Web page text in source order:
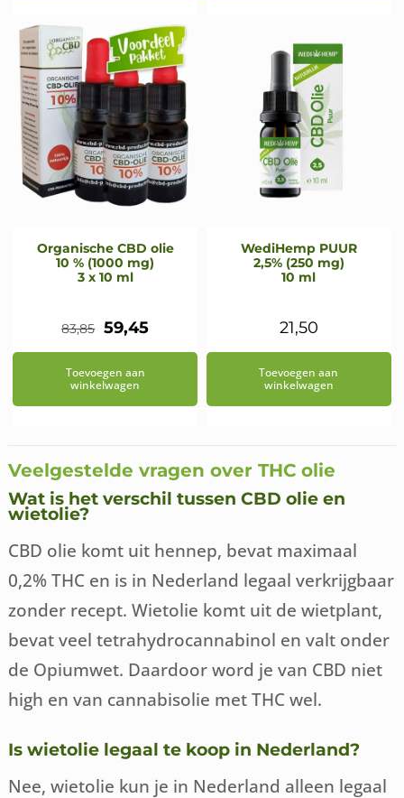
Organische CBD olie
10 % (1000 mg)
3 x 10 ml
83,85 Oorspronkelijke
prijs
was:
59,45Huidige
prijs
Toevoegen aan
winkelwagen
WediHemp PUUR
2,5% (250 mg)
10 ml
21,50
Toevoegen aan
winkelwagen
Veelgestelde vragen over THC olie
Wat is het verschil tussen CBD olie en
wietolie?
CBD olie komt uit hennep, bevat maximaal
0,2% THC en is in Nederland legaal verkrijgbaar
zonder recept. Wietolie komt uit de wietplant,
bevat veel tetrahydrocannabinol en valt onder
de Opiumwet. Daardoor word je van CBD niet
high en van cannabisolie met THC wel.
Is wietolie legaal te koop in Nederland?
Nee, wietolie kun je in Nederland alleen legaal